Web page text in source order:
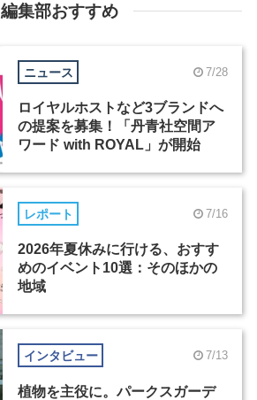
編集部おすすめ
ニュース 7/28
ロイヤルホストなど3ブランドへ
の提案を募集！「丹青社空間ア
ワード with ROYAL」が開始
レポート 7/16
2026年夏休みに行ける、おすす
めのイベント10選：そのほかの
地域
インタビュー 7/13
植物を主役に。パークスガーデ